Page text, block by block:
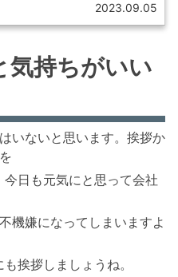
2023.09.05
気持ちがいい
いないと思います。挨拶か
日も元気にと思って会社
機嫌になってしまいますよ
挨拶しましょうね。